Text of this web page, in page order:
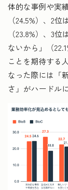
体的な事例や実
（24.5%）、2
（23.8%）、3
ないから」（
ことを期待する
なった際には「
さ」がハードル